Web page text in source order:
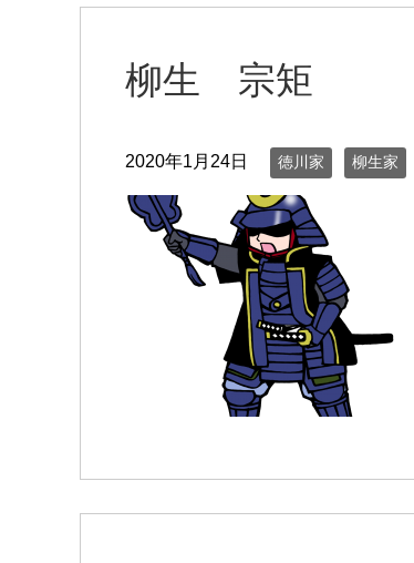
柳生 宗矩
2020年1月24日 徳川家 柳生家